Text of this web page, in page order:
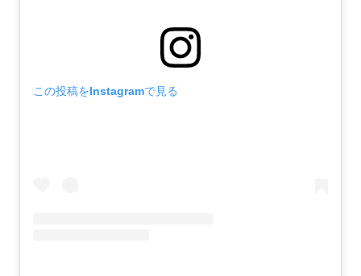
この投稿をInstagramで見る